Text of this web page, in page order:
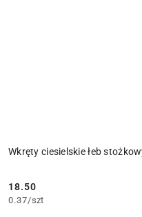
Wkręty ciesielskie łeb
Cena:
18.50
0.37/szt